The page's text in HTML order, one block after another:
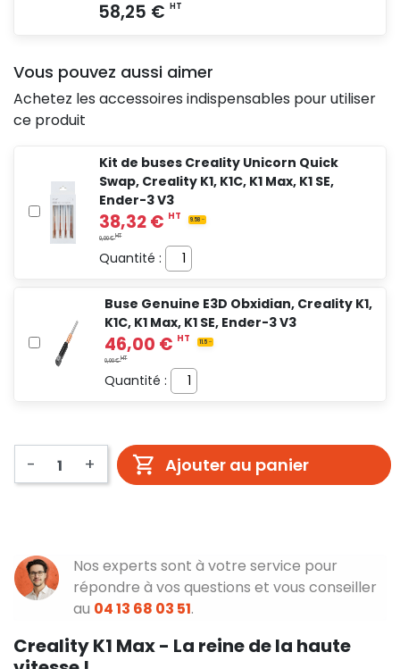
Vous pouvez aussi aimer
Achetez les accessoires indispensables pour utiliser
ce produit
Kit de buses Creality Unicorn Quick
Swap, Creality K1, K1C, K1 Max, K1 SE,
Ender-3 V3
Quantité :
Buse Genuine E3D Obxidian, Creality K1,
K1C, K1 Max, K1 SE, Ender-3 V3
Quantité :
- + Ajouter au panier
Nos experts sont à votre service pour
répondre à vos questions et vous conseiller
au 04 13 68 03 51.
Creality K1 Max - La reine de la haute